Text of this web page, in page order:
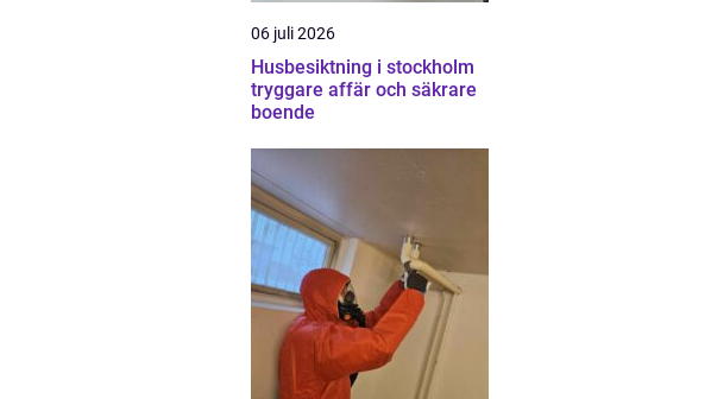
06 juli 2026
Husbesiktning i stockholm
tryggare affär och säkrare
boende